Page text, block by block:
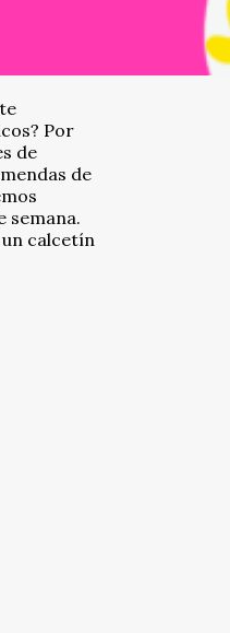
Por
de
de
semana.
calcetín